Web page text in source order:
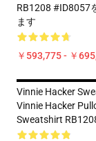
RB1208 #ID8057
ます
￥593,775 - ￥
Vinnie Hacker
Vinnie Hacker
Sweatshirt